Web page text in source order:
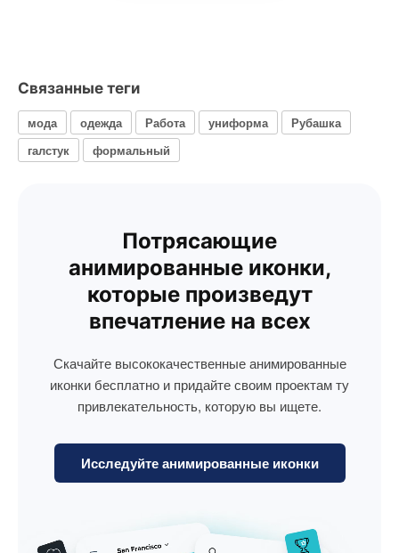
Связанные теги
мода одежда Работа униформа
Рубашка
галстук
формальный
Потрясающие
анимированные иконки,
которые произведут
впечатление на всех
Скачайте высококачественные анимированные
иконки бесплатно и придайте своим проектам ту
привлекательность, которую вы ищете.
Исследуйте анимированные иконки